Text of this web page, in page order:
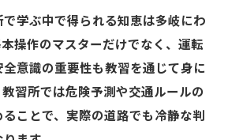
学ぶ中で得られる知恵は多岐にわ
操作のマスターだけでなく、運転
意識の重要性も教習を通じて身に
習所では危険予測や交通ルールの
ことで、実際の道路でも冷静な判